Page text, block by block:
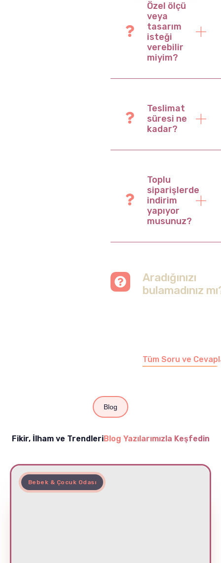
Özel ölçü
veya
tasarım
isteği
verebilir
miyim?
Teslimat
süresi ne
kadar?
Toplu
siparişlerde
indirim
yapıyor
musunuz?
Aradığınızı
bulamadınız
Tüm Soru ve
Blog
Fikir, İlham ve TrendleriBlog Yazılarımızla Keşfedin
Bebek & Çocuk Odası